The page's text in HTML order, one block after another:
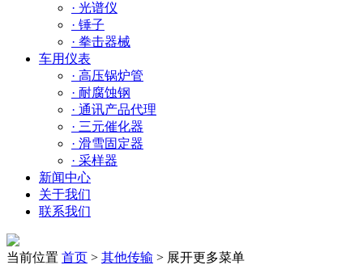
· 光谱仪
· 锤子
· 拳击器械
车用仪表
· 高压锅炉管
· 耐腐蚀钢
· 通讯产品代理
· 三元催化器
· 滑雪固定器
· 采样器
新闻中心
关于我们
联系我们
当前位置 首页 > 其他传输 > 展开更多菜单